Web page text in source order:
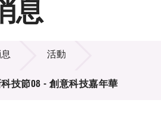
息
活動
技節08 - 創意科技嘉年華